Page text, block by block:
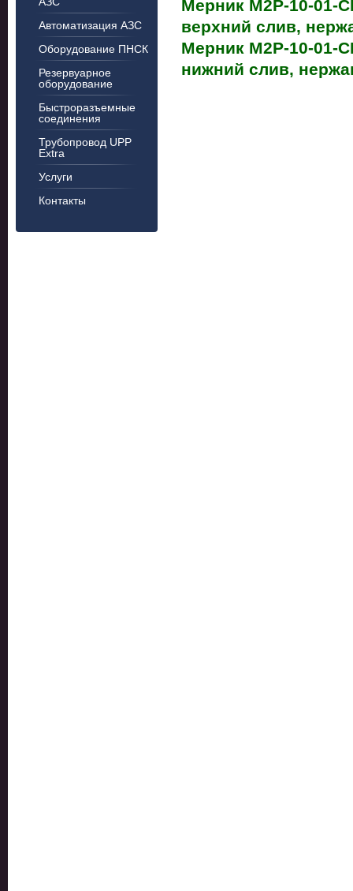
Автоматизация АЗС
Оборудование ПНСК
Резервуарное
оборудование
Быстроразъемные
соединения
Трубопровод UPP
Extra
Услуги
Контакты
Мерник М2Р-10-01-
верхний слив,
Мерник М2Р-10-01-
нижний слив,